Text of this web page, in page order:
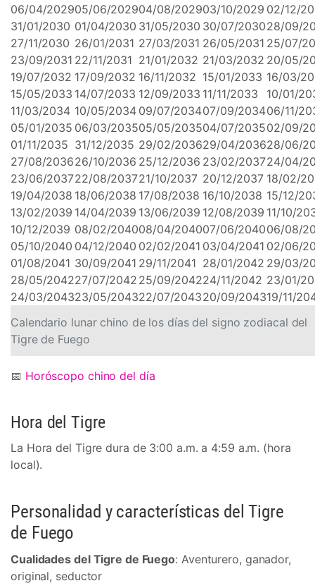
Calendario lunar chino de los días del signo zodiacal del
Tigre de Fuego
06/04/202905/06/202904/08/202903/10/2029 02/12/
31/01/2030 01/04/2030 31/05/2030 30/07/203028/09/
27/11/2030 26/01/2031 27/03/2031 26/05/2031 25/07/
23/09/2031 22/11/2031 21/01/2032 21/03/2032 20/05/
19/07/2032 17/09/2032 16/11/2032 15/01/2033 16/03/
15/05/2033 14/07/2033 12/09/2033 11/11/2033
10/01/
11/03/2034 10/05/2034 09/07/203407/09/203406/11/
05/01/2035 06/03/203505/05/203504/07/203502/09/
01/11/2035 31/12/2035 29/02/203629/04/203628/06/
27/08/203626/10/2036 25/12/2036 23/02/203724/04/
23/06/203722/08/203721/10/2037 20/12/2037 18/02/
19/04/2038 18/06/2038 17/08/2038 16/10/2038 15/12/
13/02/2039 14/04/2039 13/06/2039 12/08/2039 11/10/
10/12/2039 08/02/204008/04/204007/06/204006/08/
05/10/2040 04/12/2040 02/02/2041 03/04/2041 02/06/
01/08/2041 30/09/2041 29/11/2041 28/01/2042 29/03/
28/05/204227/07/2042 25/09/204224/11/2042 23/01/
24/03/204323/05/204322/07/204320/09/204319/11/
📅 Horóscopo chino del día
Hora del Tigre
La Hora del Tigre dura de 3:00 a.m. a 4:59 a.m. (hora
local).
Personalidad y características del Tigre
de Fuego
Cualidades del Tigre de Fuego: Aventurero, ganador,
original, seductor